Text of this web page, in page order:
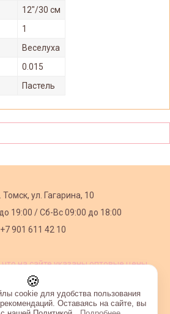
12"/30 см
1
Веселуха
0.015
Пастель
Томск, ул. Гагарина, 10
19:00 /Сб-Вс 09:00 до 18:00
+7 901 611 42 10
на сайте указаны оптовые цены,
🍪
cookie для удобства пользования
Оставаясь на сайте, вы